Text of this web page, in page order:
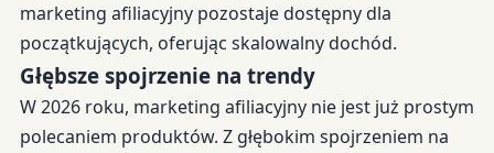
marketing afiliacyjny pozostaje dostępny dla
początkujących, oferując skalowalny dochód.
Głębsze spojrzenie na trendy
W 2026 roku, marketing afiliacyjny nie jest już prostym
polecaniem produktów. Z głębokim spojrzeniem na